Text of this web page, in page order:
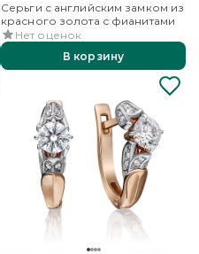
Серьги с английским замком из
красного золота с фианитами
Нет оценок
В корзину